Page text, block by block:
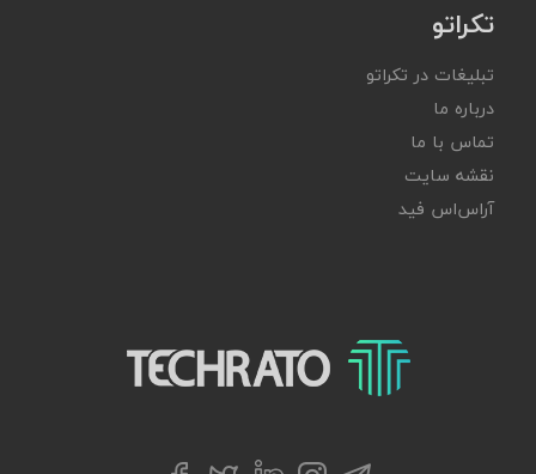
تکراتو
تبلیغات در تکراتو
درباره ما
تماس با ما
نقشه سایت
آر‌اس‌اس فید
تکراتو – زندگی با تکنولوژی